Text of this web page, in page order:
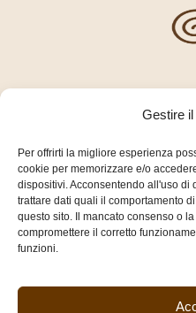
Gestire
Per offrirti la migliore esperienza
cookie per memorizzare e/o
dispositivi. Acconsentendo all'uso di
trattare dati quali il comportamento
questo sito. Il mancato consenso o
compromettere il corretto
funzioni.
CON